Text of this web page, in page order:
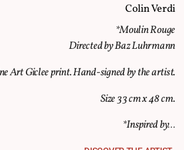
Colin Verdi
*Moulin Rouge
Directed by Baz Luhrmann
Art Giclee print. Hand-signed by the artist.
Size 33 cm x 48 cm.
*Inspired by…